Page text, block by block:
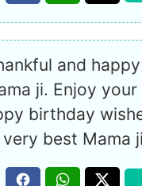
and
ji. Enjoy
birthday
very best Mama